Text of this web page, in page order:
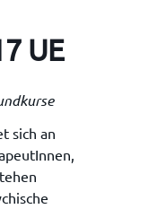
UE
sich an